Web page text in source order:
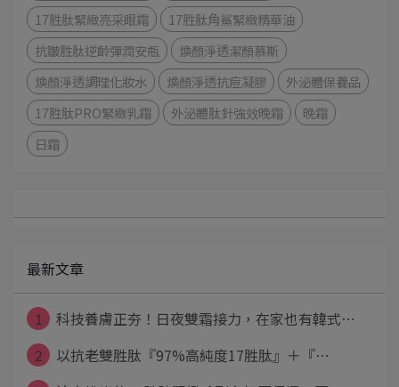
17胜肽緊緻亮采眼霜
17胜肽角鯊緊緻精華油
抗皺胜肽逆齡彈潤安瓶
煥顏淨透潔顏慕斯
煥顏淨透調理化妝水
煥顏淨透抗痘凝膠
外泌體保養品
17胜肽PRO緊緻乳霜
外泌體肽針強效晚霜
晚霜
日霜
最新文章
1
科技養膚正夯！日夜雙霜接力，在家也有韓式⋯
2
以抗老雙胜肽『97%高純度17胜肽』＋『⋯